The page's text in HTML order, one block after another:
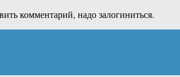
комментарий, надо залогиниться.